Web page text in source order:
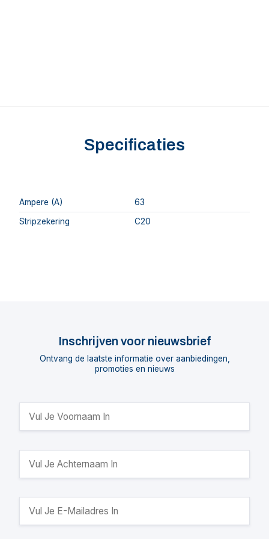
Specificaties
Ampere (A)
63
Stripzekering
C20
Inschrijven voor nieuwsbrief
Ontvang de laatste informatie over aanbiedingen,
promoties en nieuws